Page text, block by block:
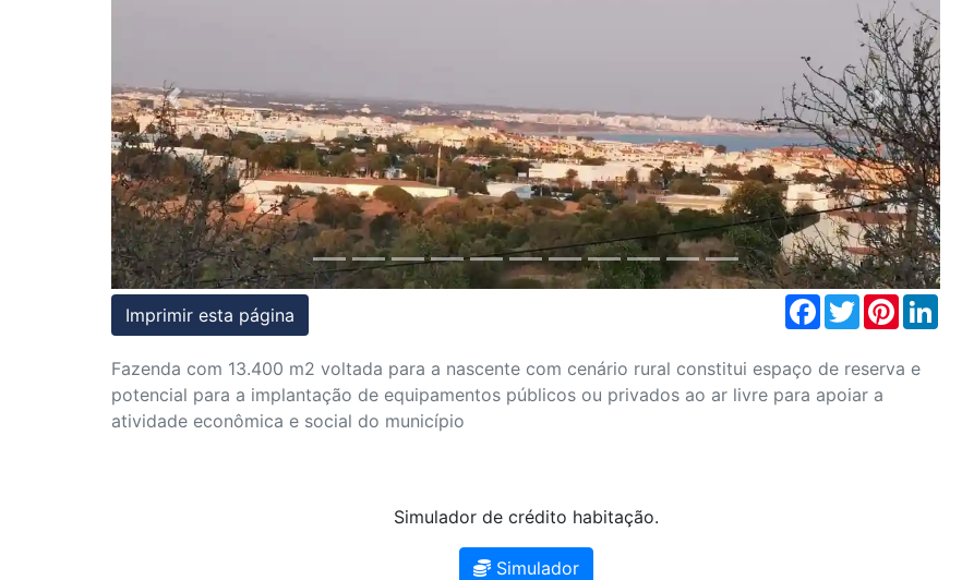
Condições
Testemunhos
Assessoria
Previous Next
Imprimir esta página
Facebook
TwitterPinterest
Fazenda com 13.400 m2 voltada para a nascente com cenário rural constitui espaço de reserva e
potencial para a implantação de equipamentos públicos ou privados ao ar livre para apoiar a
atividade econômica e social do município
Simulador de crédito habitação.
Simulador